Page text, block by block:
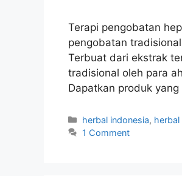
Terapi pengobatan
pengobatan
Terbuat dari ekstrak
tradisional oleh para
Dapatkan produk
C
a
herbal indonesia,
1 Comment